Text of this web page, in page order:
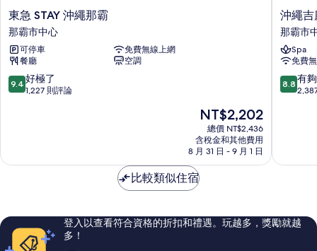
相
片
詳
情
東
急
STAY
沖
繩
那
霸
東急 STAY 沖繩那霸
那霸市中心
可停車
免費無線上網
餐廳
空調
9.4
分，
極
評
論
9.4 好極了
1,227 則評論
現
在
價
格
為
NT$2,202
NT$2,202
總價 NT$2,436
含稅金和其他費用
8 月 31 日 - 9 月 1 日
沖
繩
吉
慶
海
灘
度
飯
市
中
沖繩吉
那霸市
Spa
免費
8.8
分，
夠
評
論
8.8 有
比較類似住宿
登入以查看符合資格的折扣和禮遇。玩越多，獎勵就越
多！